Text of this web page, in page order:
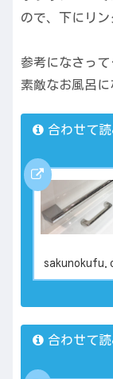
ので、下にリン
参考になさって
素敵なお風呂
合わせて
合わせて